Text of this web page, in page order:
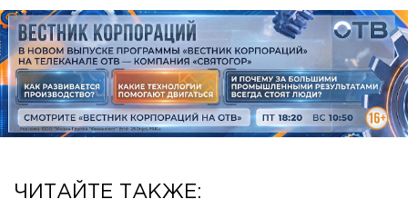
ЧИТАЙТЕ ТАКЖЕ: